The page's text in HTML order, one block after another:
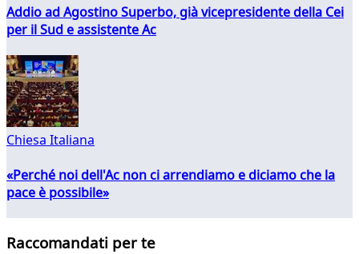
Addio ad Agostino Superbo, già vicepresidente della Cei
per il Sud e assistente Ac
Chiesa Italiana
«Perché noi dell'Ac non ci arrendiamo e diciamo che la
pace è possibile»
Raccomandati per te